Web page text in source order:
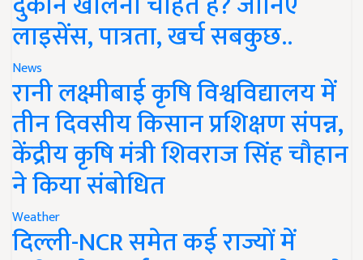
लाइसेंस, पात्रता, खर्च सबकुछ..
News
रानी लक्ष्मीबाई कृषि विश्वविद्यालय में
तीन दिवसीय किसान प्रशिक्षण संपन्न,
केंद्रीय कृषि मंत्री शिवराज सिंह चौहान
ने किया संबोधित
Weather
दिल्ली-NCR समेत कई राज्यों में